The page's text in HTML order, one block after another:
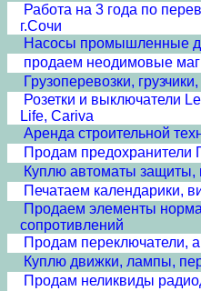
Работа на 3 года по
г.Сочи
Насосы промышленные
продаем неодимовые
Грузоперевозки,
Розетки и выключатели
Life, Cariva
Аренда строительной
Продам
Куплю автоматы защиты,
Печатаем календарики,
Продаем элементы
сопротивлений
Продам переключатели,
Куплю движки, лампы,
Продам неликвиды